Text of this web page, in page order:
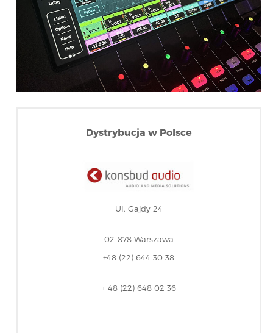
Dystrybucja w Polsce
Ul. Gajdy 24
02-878 Warszawa
+48 (22) 644 30 38
+ 48 (22) 648 02 36